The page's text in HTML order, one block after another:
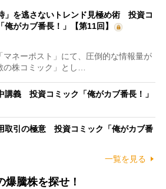
」を逃さないトレンド見極め術 投資コ
俺がカブ番長！」【第11回】
ネーポスト」にて、圧倒的な情報量が
株コミック」とし…
講義 投資コミック「俺がカブ番長！」
取引の極意 投資コミック「俺がカブ番
一覧を見る
爆騰株を探せ！